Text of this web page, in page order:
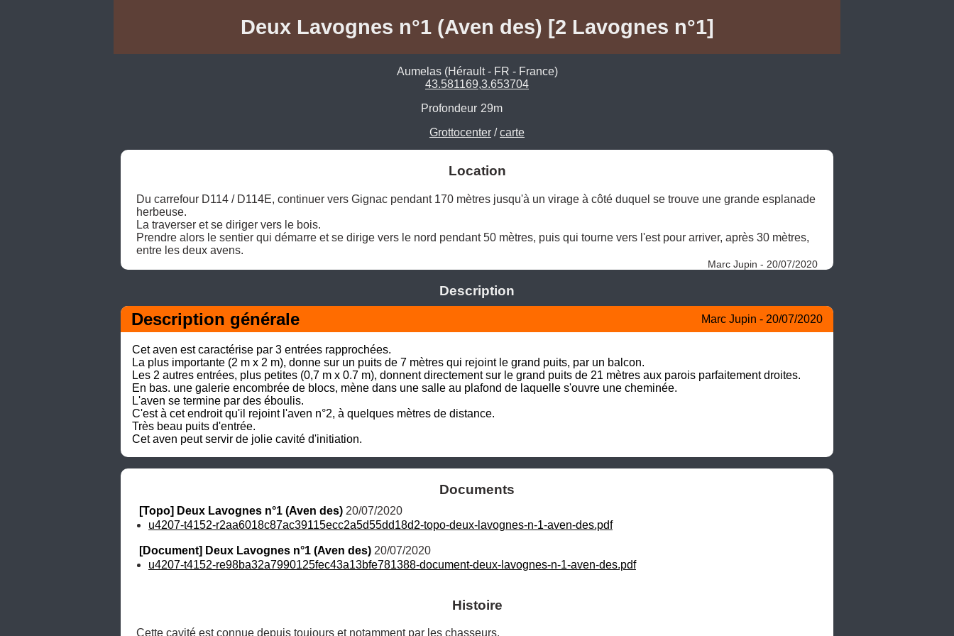
Deux Lavognes n°1 (Aven des) [2 Lavognes n°1]
Aumelas (Hérault - FR - France)
43.581169,3.653704
Profondeur 29m
Grottocenter /carte
Location
Du carrefour D114 / D114E, continuer vers Gignac pendant 170 mètres jusqu'à un virage à côté duquel se trouve une grande esplanade
herbeuse.
La traverser et se diriger vers le bois.
Prendre alors le sentier qui démarre et se dirige vers le nord pendant 50 mètres, puis qui tourne vers l'est pour arriver, après 30 mètres,
entre les deux avens.
Marc Jupin - 20/07/2020
Description
Description générale Marc Jupin - 20/07/2020
Cet aven est caractérise par 3 entrées rapprochées.
La plus importante (2 m x 2 m), donne sur un puits de 7 mètres qui rejoint le grand puits, par un balcon.
Les 2 autres entrées, plus petites (0,7 m x 0.7 m), donnent directement sur le grand puits de 21 mètres aux parois parfaitement droites.
En bas. une galerie encombrée de blocs, mène dans une salle au plafond de laquelle s'ouvre une cheminée.
L'aven se termine par des éboulis.
C'est à cet endroit qu'il rejoint l'aven n°2, à quelques mètres de distance.
Très beau puits d'entrée.
Cet aven peut servir de jolie cavité d'initiation.
Documents
[Topo] Deux Lavognes n°1 (Aven des) 20/07/2020
u4207-t4152-r2aa6018c87ac39115ecc2a5d55dd18d2-topo-deux-lavognes-n-1-aven-des.pdf
[Document] Deux Lavognes n°1 (Aven des) 20/07/2020
u4207-t4152-re98ba32a7990125fec43a13bfe781388-document-deux-lavognes-n-1-aven-des.pdf
Histoire
Cette cavité est connue depuis toujours et notamment par les chasseurs.